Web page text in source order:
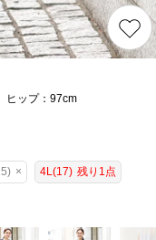
ップ：97cm
× 4L(17) 残り1点